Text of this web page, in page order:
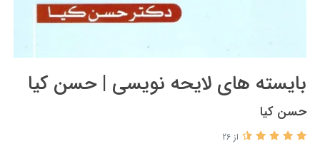
بایسته های لایحه نویسی | حسن کیا
حسن کیا
از 26